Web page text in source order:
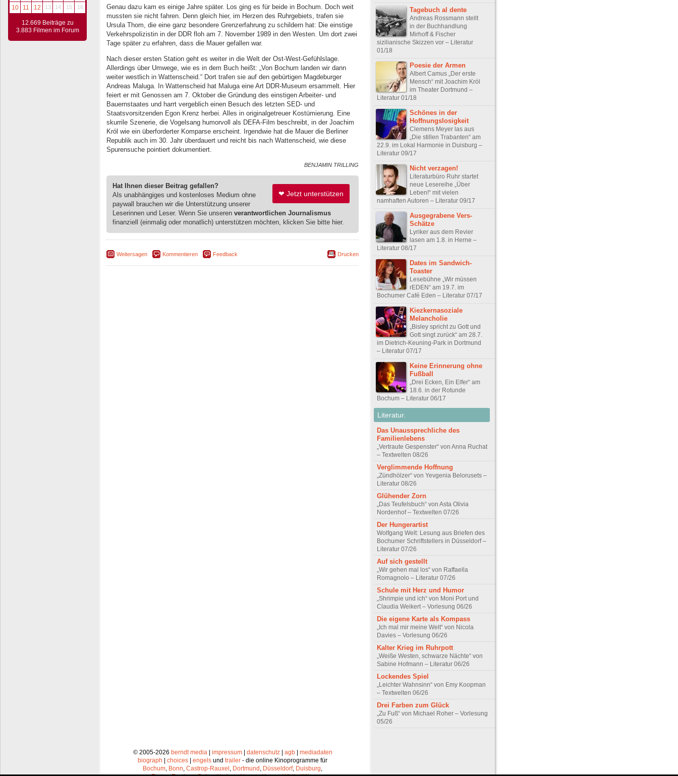
10
11 12 13 14 15 16
12.669 Beiträge zu
3.883 Filmen im Forum
Genau dazu kam es einige Jahre später. Los ging es für beide in Bochum. Doch weit
mussten sie nicht fahren. Denn gleich hier, im Herzen des Ruhrgebiets, trafen sie
Ursula Thom, die eine ganz besondere Grenzerfahrung zu schildern hat: Die einstige
Verkehrspolizistin in der DDR floh am 7. November 1989 in den Westen. Um dort zwei
Tage später zu erfahren, dass die Mauer gefallen war.
Nach dieser ersten Station geht es weiter in die Welt der Ost-West-Gefühlslage.
Allerdings über Umwege, wie es in dem Buch heißt: „Von Bochum landen wir dann
weiter westlich in Wattenscheid.“ Dort trafen sie auf den gebürtigen Magdeburger
Andreas Maluga. In Wattenscheid hat Maluga eine Art DDR-Museum ersammelt. Hier
feiert er mit Genossen am 7. Oktober die Gründung des einstigen Arbeiter- und
Bauernstaates und harrt vergeblich einen Besuch des letzten SED- und
Staatsvorsitzenden Egon Krenz herbei. Alles in originalgetreuer Kostümierung. Eine
skurrile Szenerie, die Vogelsang humorvoll als DEFA-Film beschreibt, in der Joachim
Król wie ein überforderter Komparse erscheint. Irgendwie hat die Mauer die Berliner
Republik auch im 30. Jahr überdauert und reicht bis nach Wattenscheid, wie diese
Spurensuche pointiert dokumentiert.
BENJAMIN TRILLING
❤ Jetzt unterstützen
Hat Ihnen dieser Beitrag gefallen?
Als unabhängiges und kostenloses Medium ohne
paywall brauchen wir die Unterstützung unserer
Leserinnen und Leser. Wenn Sie unseren verantwortlichen Journalismus
finanziell (einmalig oder monatlich) unterstützen möchten, klicken Sie bitte hier.
Weitersagen Kommentieren Feedback Drucken
Tagebuch al dente
Andreas Rossmann stellt
in der Buchhandlung
Mirhoff & Fischer
sizilianische Skizzen vor – Literatur
01/18
Poesie der Armen
Albert Camus „Der erste
Mensch“ mit Joachim Król
im Theater Dortmund –
Literatur 01/18
Schönes in der
Hoffnungslosigkeit
Clemens Meyer las aus
„Die stillen Trabanten“ am
22.9. im Lokal Harmonie in Duisburg –
Literatur 09/17
Nicht verzagen!
Literaturbüro Ruhr startet
neue Lesereihe „Über
Leben!“ mit vielen
namhaften Autoren – Literatur 09/17
Ausgegrabene Vers-
Schätze
Lyriker aus dem Revier
lasen am 1.8. in Herne –
Literatur 08/17
Dates im Sandwich-
Toaster
Lesebühne „Wir müssen
rEDEN“ am 19.7. im
Bochumer Café Eden – Literatur 07/17
Kiezkernasoziale
Melancholie
„Bisley spricht zu Gott und
Gott singt zurück“ am 28.7.
im Dietrich-Keuning-Park in Dortmund
– Literatur 07/17
Keine Erinnerung ohne
Fußball
„Drei Ecken, Ein Elfer“ am
18.6. in der Rotunde
Bochum – Literatur 06/17
Literatur.
Das Unaussprechliche des
Familienlebens
„Vertraute Gespenster“ von Anna Ruchat
– Textwelten 08/26
Verglimmende Hoffnung
„Zündhölzer“ von Yevgenia Belorusets –
Literatur 08/26
Glühender Zorn
„Das Teufelsbuch“ von Asta Olivia
Nordenhof – Textwelten 07/26
Der Hungerartist
Wolfgang Welt: Lesung aus Briefen des
Bochumer Schriftstellers in Düsseldorf –
Literatur 07/26
Auf sich gestellt
„Wir gehen mal los“ von Raffaella
Romagnolo – Literatur 07/26
Schule mit Herz und Humor
„Shrimpie und ich“ von Moni Port und
Claudia Weikert – Vorlesung 06/26
Die eigene Karte als Kompass
„Ich mal mir meine Welt“ von Nicola
Davies – Vorlesung 06/26
Kalter Krieg im Ruhrpott
„Weiße Westen, schwarze Nächte“ von
Sabine Hofmann – Literatur 06/26
Lockendes Spiel
„Leichter Wahnsinn“ von Emy Koopman
– Textwelten 06/26
Drei Farben zum Glück
„Zu Fuß“ von Michael Roher – Vorlesung
05/26
© 2005-2026 berndt media| impressum| datenschutz| agb| mediadaten
biograph
choices engels und trailer - die online Kinoprogramme für
Bochum, Bonn, Castrop-Rauxel , Dortmund , Düsseldorf, Duisburg,